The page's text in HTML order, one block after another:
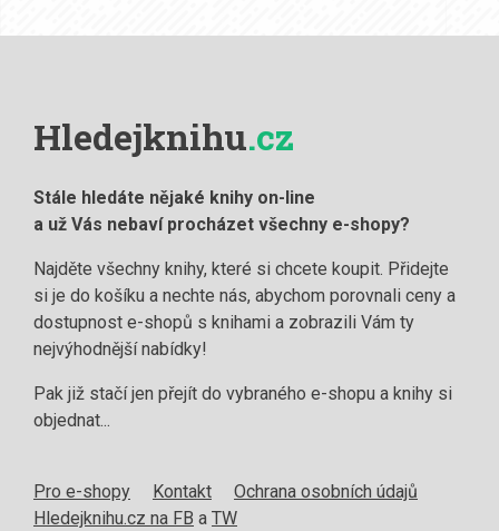
Hledejknihu.cz
Stále hledáte nějaké knihy on-line
a už Vás nebaví procházet všechny e-shopy?
Najděte všechny knihy, které si chcete koupit. Přidejte
si je do košíku a nechte nás, abychom porovnali ceny a
dostupnost e-shopů s knihami a zobrazili Vám ty
nejvýhodnější nabídky!
Pak již stačí jen přejít do vybraného e-shopu a knihy si
objednat...
Pro e-shopy Kontakt
Ochrana osobních údajů
Hledejknihu.cz na FB a TW